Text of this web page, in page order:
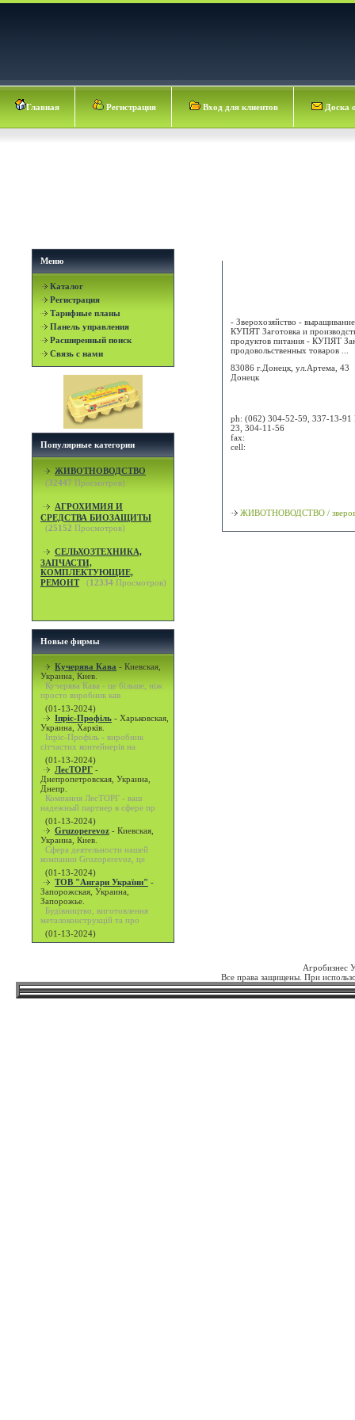
Главная Регистрация Вход для клиентов Доска
Меню
Каталог
Регистрация
Тарифные планы
Панель управления
Расширенный поиск
Связь с нами
Популярные категории
ЖИВОТНОВОДСТВО
(32447 Просмотров)
АГРОХИМИЯ И
СРЕДСТВА БИОЗАЩИТЫ
(25152 Просмотров)
СЕЛЬХОЗТЕХНИКА,
ЗАПЧАСТИ,
КОМПЛЕКТУЮЩИЕ,
РЕМОНТ
(12334 Просмотров)
Новые фирмы
Кучерява Кава - Киевская,
Украина, Киев.
Кучерява Кава - це більше, ніж
просто виробник кав
(01-13-2024)
Іпріс-Профіль - Харьковская,
Украина, Харків.
Іпріс-Профіль - виробник
сітчастих контейнерів на
(01-13-2024)
ЛесТОРГ -
Днепропетровская, Украина,
Днепр.
Компания ЛесТОРГ - ваш
надежный партнер в сфере пр
(01-13-2024)
Gruzoperevoz - Киевская,
Украина, Киев.
Сфера деятельности нашей
компании Gruzoperevoz, це
(01-13-2024)
ТОВ "Ангари України" -
Запорожская, Украина,
Запорожье.
Будівництво, виготовлення
металоконструкцій та про
(01-13-2024)
- Зверохозяйство -
КУПЯТ Заготовка и
продуктов питания - КУПЯТ
продовольственных товаров ...
83086 г.Донецк, ул.Артема, 43
Донецк
ph: (062) 304-52-59, 337-13-91
23, 304-11-56
fax:
cell:
ЖИВОТНОВОДСТВО /
Агробизнес
Все права защищены. При